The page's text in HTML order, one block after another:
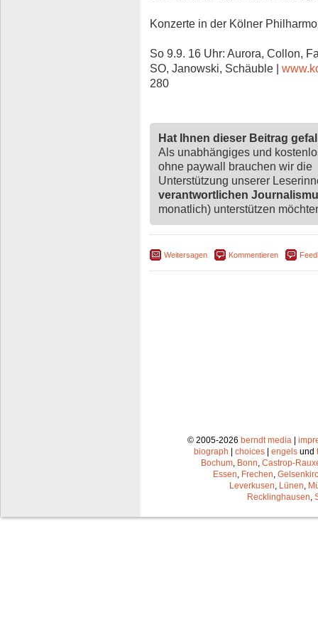
Konzerte in der Kölner
So 9.9. 16 Uhr: Aurora, Collon,
SO, Janowski, Schäuble |
280
Hat Ihnen dieser Beitrag
Als unabhängiges und
ohne paywall brauchen wir die
Unterstützung unserer
verantwortlichen
monatlich) unterstützen
Weitersagen Kommentieren
© 2005-2026 berndt media|
biograph
choices engels und
Bochum, Bonn, Castrop-
Essen, Frechen,
Leverkusen, Lünen,
Recklinghausen,